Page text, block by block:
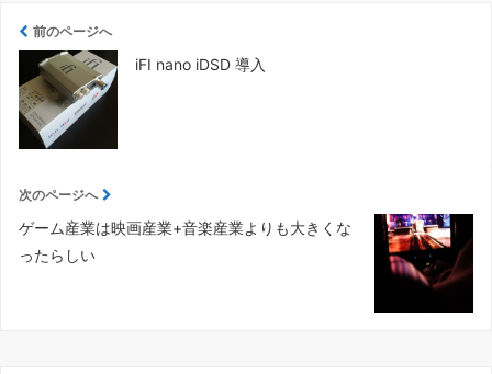
前のページへ
iFI nano iDSD 導入
次のページへ
ゲーム産業は映画産業+音楽産業よりも大きくな
ったらしい